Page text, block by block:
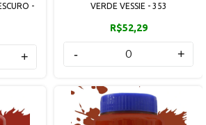
-
+
VERDE VESSIE - 353
R$52,29
- +